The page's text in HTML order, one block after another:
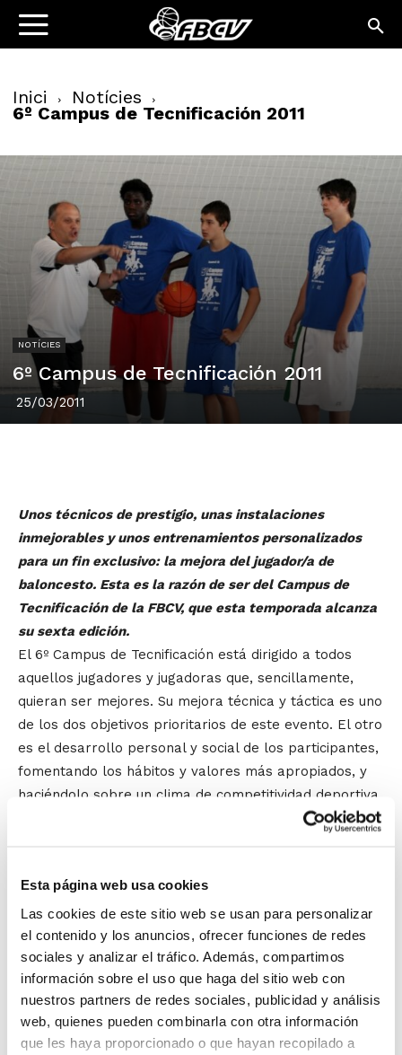
Esta página web usa cookies
Las cookies de este sitio web se usan para personalizar
el contenido y los anuncios, ofrecer funciones de redes
sociales y analizar el tráfico. Además, compartimos
información sobre el uso que haga del sitio web con
nuestros partners de redes sociales, publicidad y análisis
web, quienes pueden combinarla con otra información
que les haya proporcionado o que hayan recopilado a
Inici Notícies
6º Campus de Tecnificación 2011
NOTÍCIES
6º Campus de Tecnificación 2011
25/03/2011
Unos técnicos de prestigio, unas instalaciones
inmejorables y unos entrenamientos personalizados
para un fin exclusivo: la mejora del jugador/a de
baloncesto. Esta es la razón de ser del Campus de
Tecnificación de la FBCV, que esta temporada alcanza
su sexta edición.
El 6º Campus de Tecnificación está dirigido a todos
aquellos jugadores y jugadoras que, sencillamente,
quieran ser mejores. Su mejora técnica y táctica es uno
de los dos objetivos prioritarios de este evento. El otro
es el desarrollo personal y social de los participantes,
fomentando los hábitos y valores más apropiados, y
haciéndolo sobre un clima de competitividad deportiva
baloncesto más completa, un logro que se ha
alcanzado gracias a la solvencia y profesionalidad de
la FBCV. Por eso, todos los técnicos y monitores del
Campus es personal altamente cualificado, y por eso
también, un seguro de responsabilidad civil y otro
opcional de accidentes deportivos cuida de la salud y
bienestar de los participantes.